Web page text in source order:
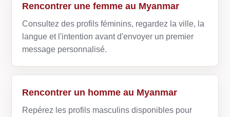
Rencontrer une femme au Myanmar
Consultez des profils féminins, regardez la ville, la
langue et l'intention avant d'envoyer un premier
message personnalisé.
Rencontrer un homme au Myanmar
Repérez les profils masculins disponibles pour